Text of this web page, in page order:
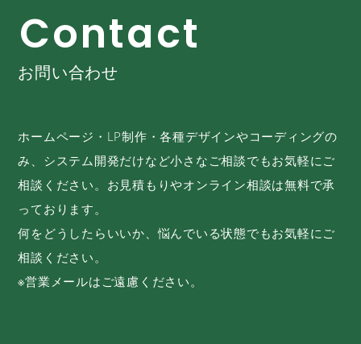
Contact
お問い合わせ
ホームページ・LP制作・各種デザインやコーディングの
み、システム開発だけなど小さなご相談でもお気軽にご
相談ください。お見積もりやオンライン相談は無料で承
っております。
何をどうしたらいいか、悩んでいる状態でもお気軽にご
相談ください。
※営業メールはご遠慮ください。